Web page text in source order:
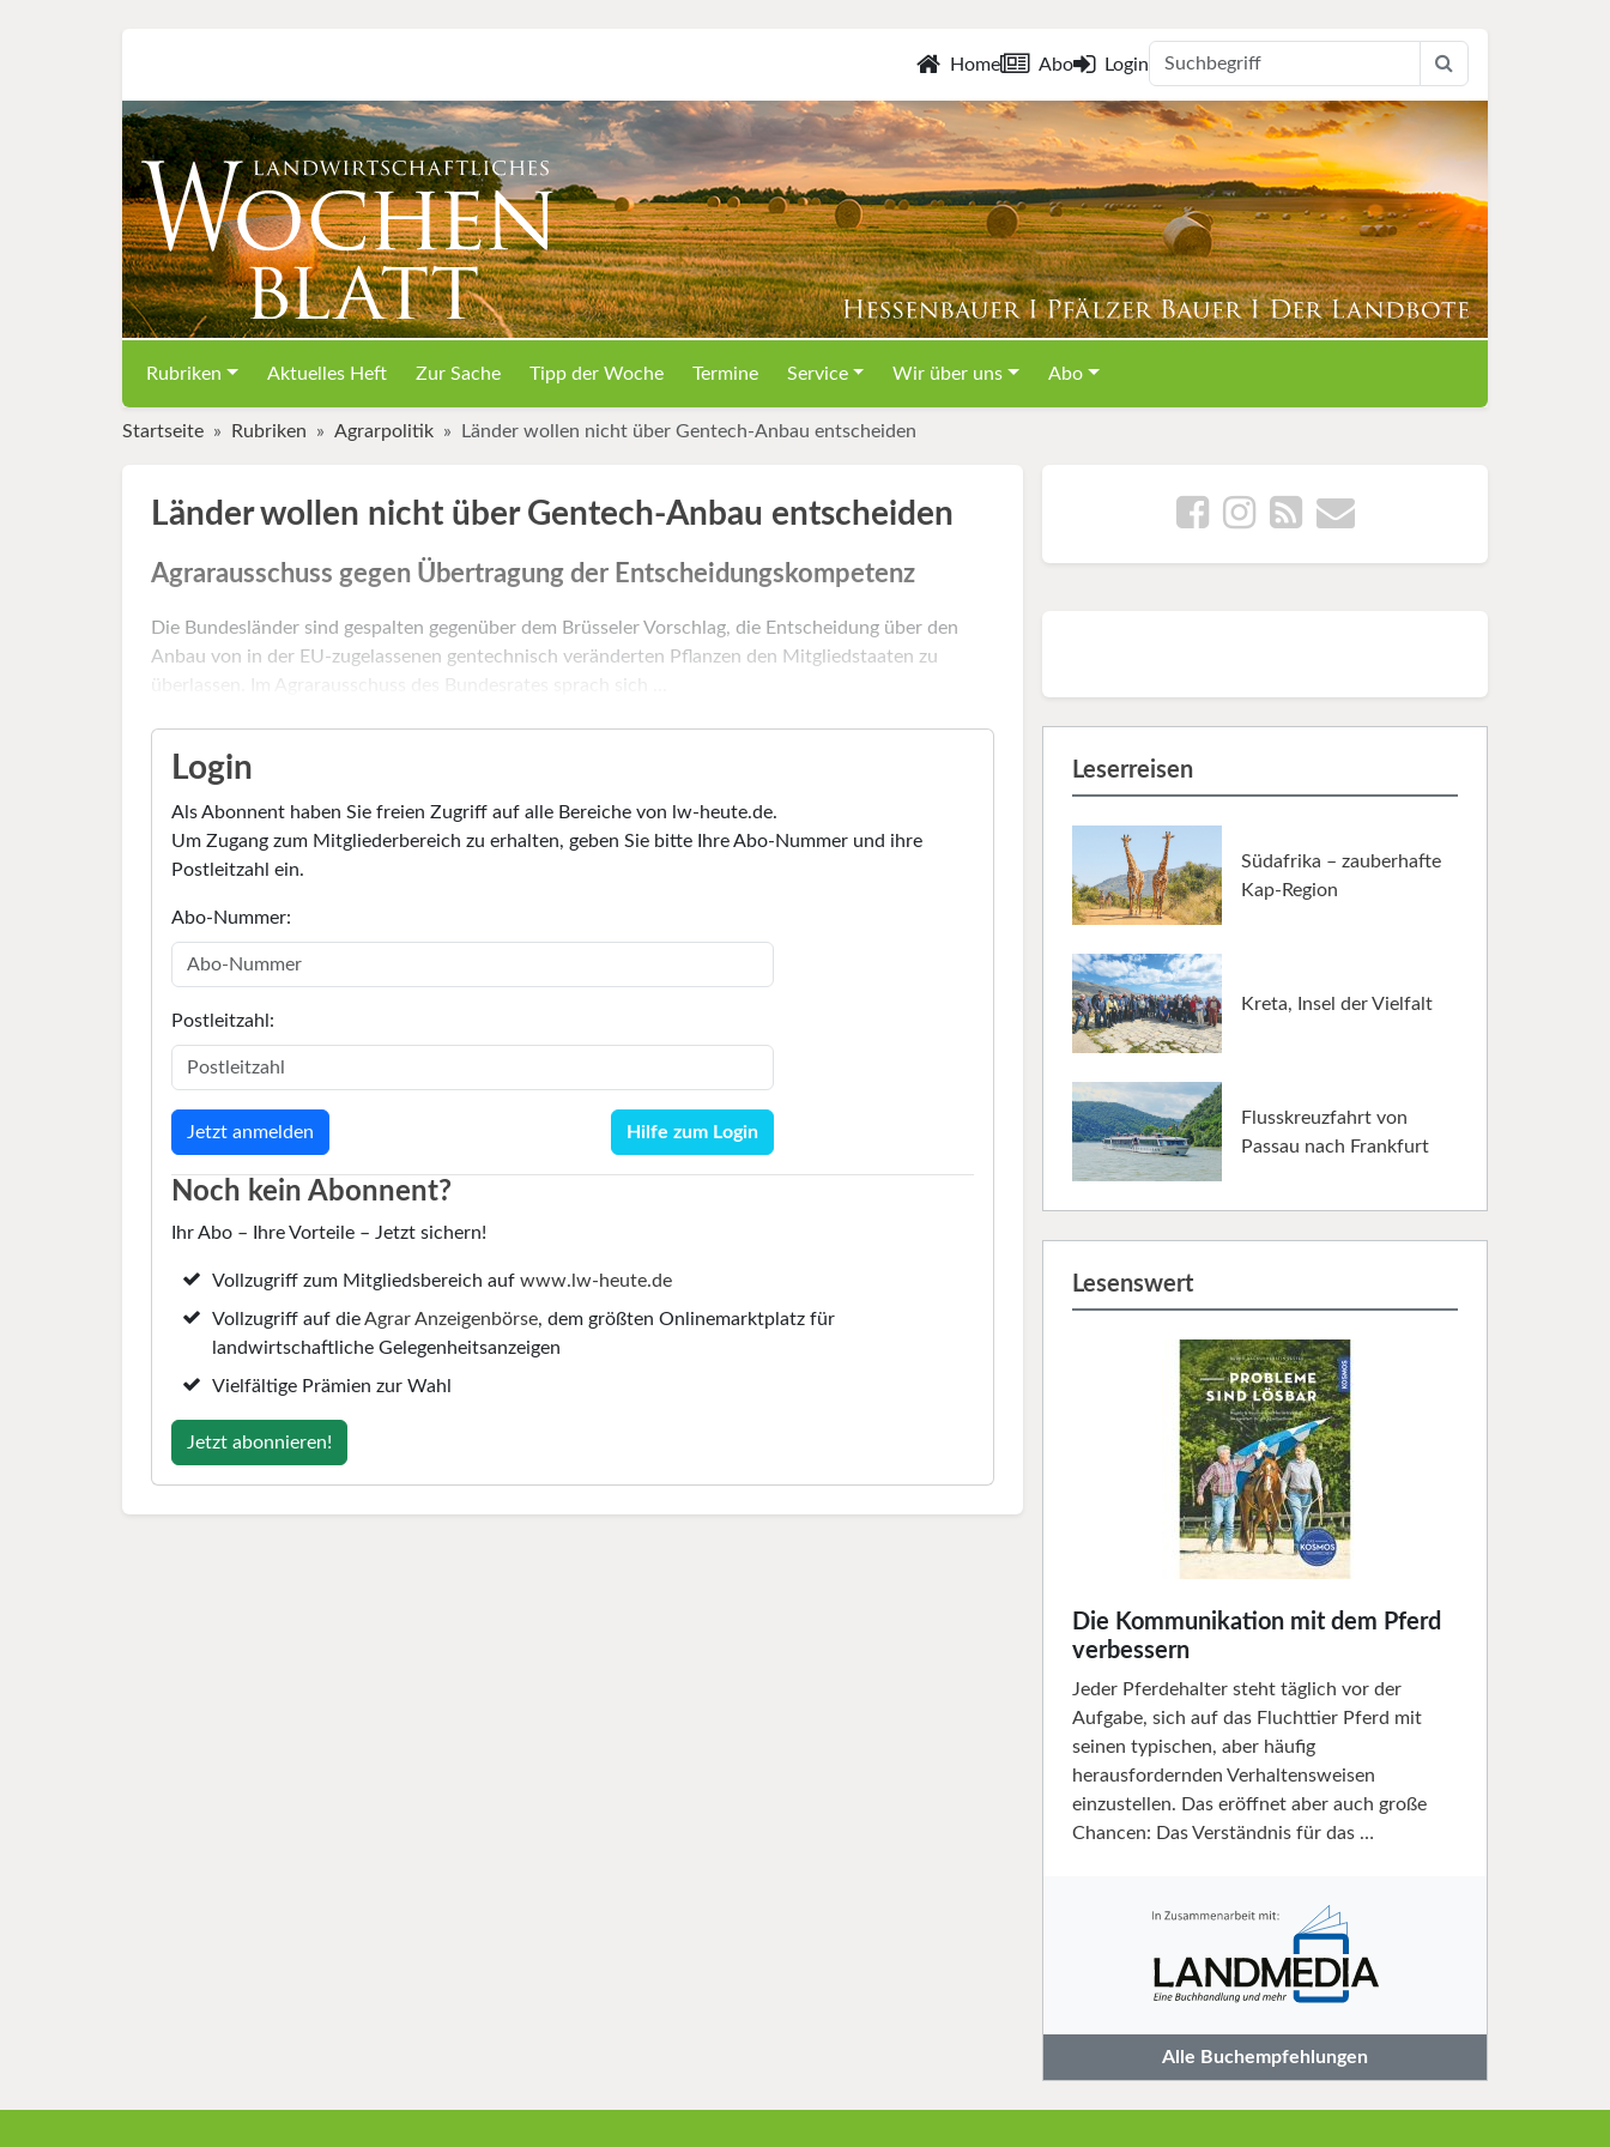
Home Abo Login
Rubriken Aktuelles Heft Zur Sache Tipp der Woche Termine Service Wir über uns Abo
Startseite Rubriken Agrarpolitik Länder wollen nicht über Gentech-Anbau entscheiden
Länder wollen nicht über Gentech-Anbau entscheiden
Agrarausschuss gegen Übertragung der Entscheidungskompetenz
Die Bundesländer sind gespalten gegenüber dem Brüsseler Vorschlag, die Entscheidung über den
Anbau von in der EU-zugelassenen gentechnisch veränderten Pflanzen den Mitgliedstaaten zu
überlassen. Im Agrarausschuss des Bundesrates sprach sich ...
Login
Als Abonnent haben Sie freien Zugriff auf alle Bereiche von lw-heute.de.
Um Zugang zum Mitgliederbereich zu erhalten, geben Sie bitte Ihre Abo-Nummer und ihre
Postleitzahl ein.
Abo-Nummer:
Postleitzahl:
Hilfe zum Login
Noch kein Abonnent?
Ihr Abo – Ihre Vorteile – Jetzt sichern!
Vollzugriff zum Mitgliedsbereich aufwww.lw-heute.de
Vollzugriff auf dieAgrar Anzeigenbörse, dem größten Onlinemarktplatz für
landwirtschaftliche Gelegenheitsanzeigen
Vielfältige Prämien zur Wahl
Jetzt abonnieren!
Leserreisen
Südafrika – zauberhafte
Kap-Region
Kreta, Insel der Vielfalt
Flusskreuzfahrt von
Passau nach Frankfurt
Lesenswert
Die Kommunikation mit dem Pferd
verbessern
Jeder Pferdehalter steht täglich vor der
Aufgabe, sich auf das Fluchttier Pferd mit
seinen typischen, aber häufig
herausfordernden Verhaltensweisen
einzustellen. Das eröffnet aber auch große
Chancen: Das Verständnis für das …
Alle Buchempfehlungen